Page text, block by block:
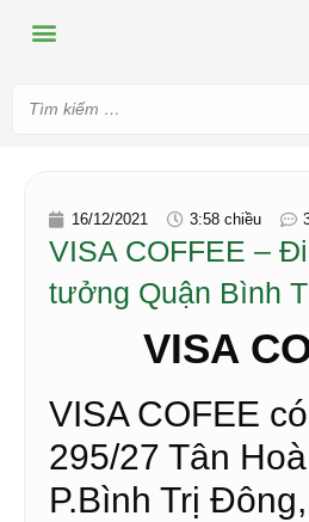
16/12/2021 3:58 chiều
VISA COFFEE –
tưởng Quận Bình
VISA
VISA COFEE
295/27 Tân
P.Bình Trị